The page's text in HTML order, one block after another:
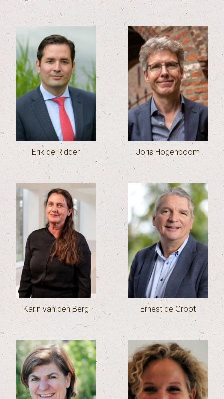
Erik de Ridder Joris Hogenboom
Karin van den Berg Ernest de Groot